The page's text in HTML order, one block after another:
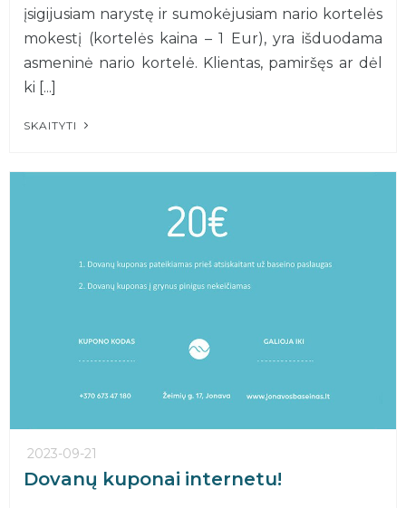
įsigijusiam narystę ir sumokėjusiam nario kortelės
mokestį (kortelės kaina – 1 Eur), yra išduodama
asmeninė nario kortelė. Klientas, pamiršęs ar dėl
ki [...]
SKAITYTI
2023-09-21
Dovanų kuponai internetu!